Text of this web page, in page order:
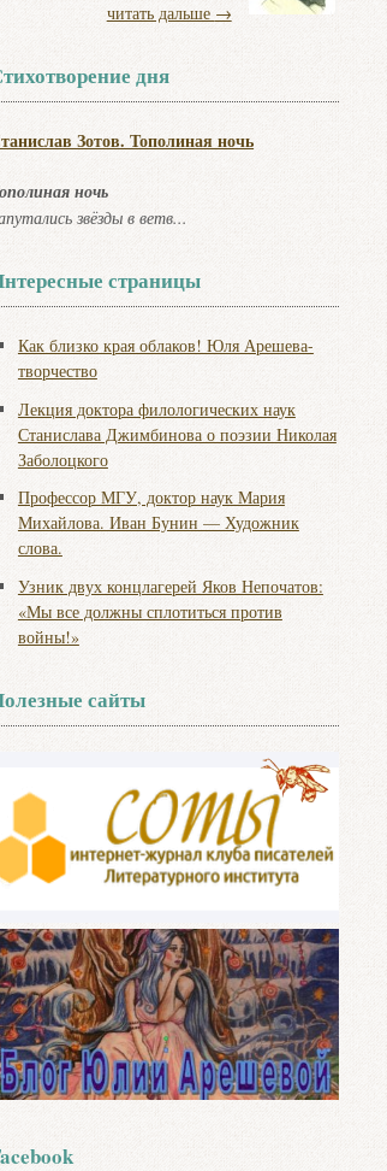
читать дальше →
дня
Зотов. Тополиная ночь
ночь
звёзды в ветв...
страницы
Как близко края облаков! Юля Арешева-
творчество
Лекция доктора филологических наук
Станислава Джимбинова о поэзии Николая
Заболоцкого
Профессор МГУ, доктор наук Мария
Михайлова. Иван Бунин — Художник
слова.
Узник двух концлагерей Яков Непочатов:
«Мы все должны сплотиться против
войны!»
сайты